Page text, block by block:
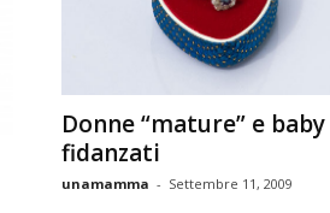
Donne “mature” e baby
fidanzati
unamamma - Settembre 11, 2009